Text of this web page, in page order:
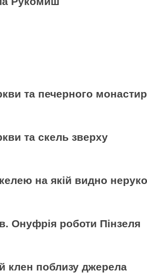
та печерного
та скель зверху
на якій видно
Онуфрія роботи Пінзеля
клен поблизу джерела